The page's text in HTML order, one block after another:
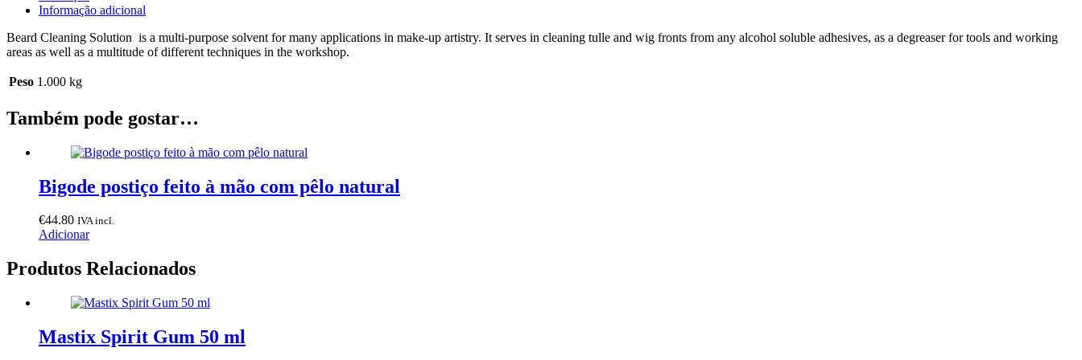
1000
Informação adicional
Beard Cleaning Solution is a multi-purpose solvent for many applications in make-up artistry. It serves in cleaning tulle and wig fronts from any alcohol soluble adhesives, as a degreaser for tools and working
areas as well as a multitude of different techniques in the workshop.
Peso 1.000 kg
Também pode gostar…
Bigode postiço feito à mão com pêlo natural
€44.80 IVA incl.
Adicionar
Produtos Relacionados
Mastix Spirit Gum 50 ml